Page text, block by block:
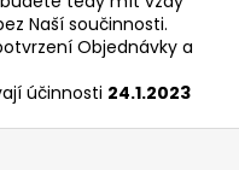
Naší součinnosti.
Objednávky a
účinnosti 24.1.2023